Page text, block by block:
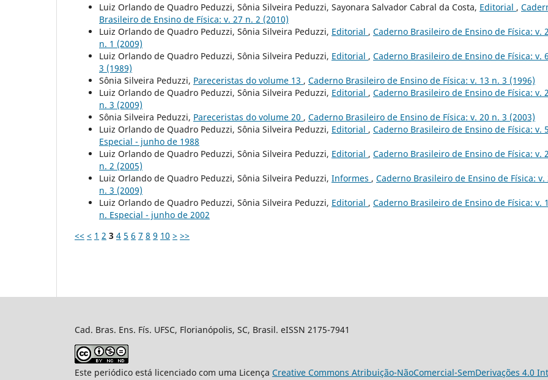
Luiz Orlando de Quadro Peduzzi, Sônia Silveira Peduzzi, Sayonara Salvador Cabral da Costa, Editorial ,
Brasileiro de Ensino de Física: v. 27 n. 2 (2010)
Luiz Orlando de Quadro Peduzzi, Sônia Silveira Peduzzi, Editorial , Caderno Brasileiro de Ensino de Física: v.
n. 1 (2009)
Luiz Orlando de Quadro Peduzzi, Sônia Silveira Peduzzi, Editorial , Caderno Brasileiro de Ensino de Física: v.
3 (1989)
Sônia Silveira Peduzzi, Pareceristas do volume 13 , Caderno Brasileiro de Ensino de Física: v. 13 n. 3 (1996)
Luiz Orlando de Quadro Peduzzi, Sônia Silveira Peduzzi, Editorial , Caderno Brasileiro de Ensino de Física: v.
n. 3 (2009)
Sônia Silveira Peduzzi, Pareceristas do volume 20 , Caderno Brasileiro de Ensino de Física: v. 20 n. 3 (2003)
Luiz Orlando de Quadro Peduzzi, Sônia Silveira Peduzzi, Editorial , Caderno Brasileiro de Ensino de Física: v.
Especial - junho de 1988
Luiz Orlando de Quadro Peduzzi, Sônia Silveira Peduzzi, Editorial , Caderno Brasileiro de Ensino de Física: v.
n. 2 (2005)
Luiz Orlando de Quadro Peduzzi, Sônia Silveira Peduzzi, Informes , Caderno Brasileiro de Ensino de Física: v.
n. 3 (2009)
Luiz Orlando de Quadro Peduzzi, Sônia Silveira Peduzzi, Editorial , Caderno Brasileiro de Ensino de Física: v.
n. Especial - junho de 2002
<< < 1 2 3 4 5 6 7 8 9 10 > >>
Cad. Bras. Ens. Fís. UFSC, Florianópolis, SC, Brasil. eISSN 2175-7941
Este periódico está licenciado com uma Licença Creative Commons Atribuição-NãoComercial-SemDerivações 4.0